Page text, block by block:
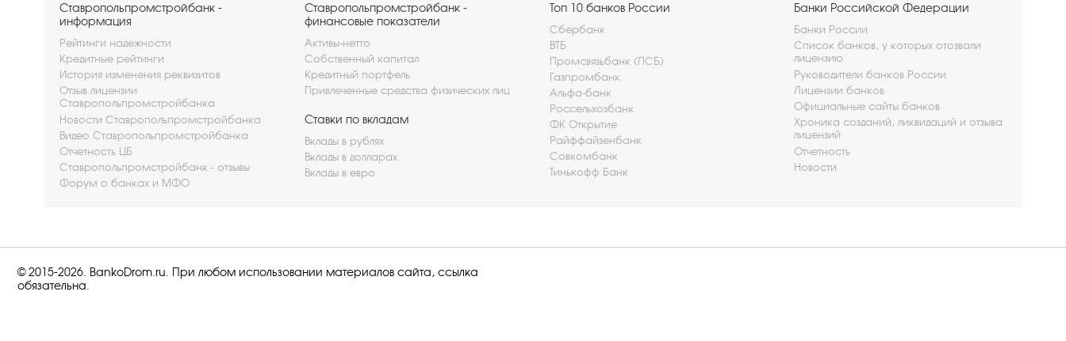
Ставропольпромстройбанк -
информация
Рейтинги надежности
Кредитные рейтинги
История изменения реквизитов
Отзыв лицензии
Ставропольпромстройбанка
Новости Ставропольпромстройбанка
Видео Ставропольпромстройбанка
Отчетность ЦБ
Ставропольпромстройбанк - отзывы
Форум о банках и МФО
Ставропольпромстройбанк -
финансовые показатели
Активы-нетто
Собственный капитал
Кредитный портфель
Привлеченные средства физических лиц
Ставки по вкладам
Вклады в рублях
Вклады в долларах
Вклады в евро
Топ 10 банков России
Сбербанк
ВТБ
Промсвязьбанк (ПСБ)
Газпромбанк
Альфа-банк
Россельхозбанк
ФК Открытие
Райффайзенбанк
Совкомбанк
Тинькофф Банк
Банки Российской Федерации
Банки России
Список банков, у которых отозвали
лицензию
Руководители банков России
Лицензии банков
Официальные сайты банков
Хроника созданий, ликвидаций и отзыва
лицензий
Отчетность
Новости
© 2015-2026. BankoDrom.ru. При любом использовании материалов сайта, ссылка
обязательна.